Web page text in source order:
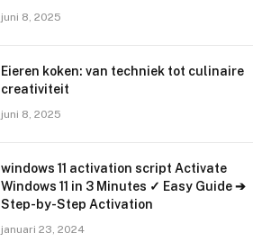
juni 8, 2025
Eieren koken: van techniek tot culinaire
creativiteit
juni 8, 2025
windows 11 activation script Activate
Windows 11 in 3 Minutes ✓ Easy Guide ➔
Step-by-Step Activation
januari 23, 2024